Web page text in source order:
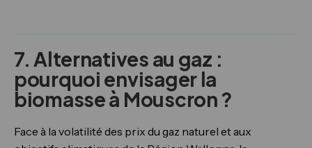
7. Alternatives au gaz :
pourquoi envisager la
biomasse à Mouscron ?
Face à la volatilité des prix du gaz naturel et aux